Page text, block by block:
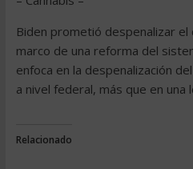
Biden prometió despenalizar el
marco de una reforma del
enfoca en la despenalización
a nivel federal, más que en una
Relacionado